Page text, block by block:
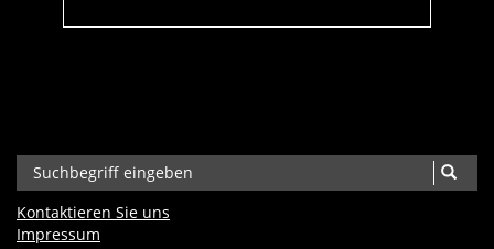
Kontaktieren Sie uns
Impressum